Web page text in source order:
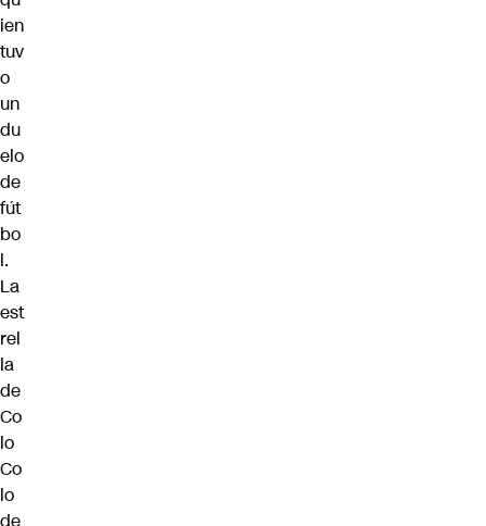
ien
tuv
o
un
du
elo
de
fút
bo
l.
La
est
rel
la
de
Co
lo
Co
lo
de